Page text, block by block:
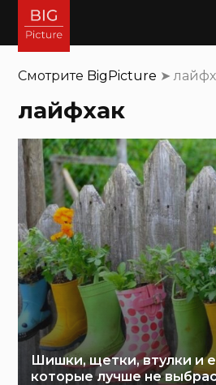
Смотрите BigPicture ➤
лайфхак
Шишки, щетки, втулки и
которые лучше не